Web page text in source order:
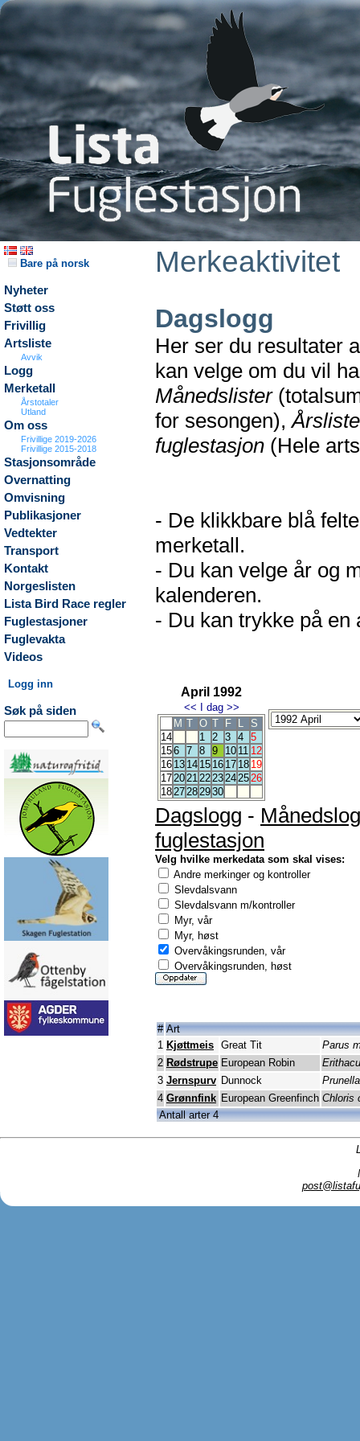
Bare på norsk
Nyheter
Støtt oss
Frivillig
Artsliste
Avvik
Logg
Merketall
Årstotaler
Utland
Om oss
Frivillige 2019-2026
Frivillige 2015-2018
Stasjonsområde
Overnatting
Omvisning
Publikasjoner
Vedtekter
Transport
Kontakt
Norgeslisten
Lista Bird Race regler
Fuglestasjoner
Fuglevakta
Videos
Logg inn
Søk på siden
Merkeaktivitet
Dagslogg
Her ser du resultater
kan velge om du vil
Månedslister
for sesongen),
fuglestasjon (Hele
- De klikkbare blå
merketall.
- Du kan velge år og
kalenderen.
- Du kan trykke på en
April 1992
<< I dag >>
M T O T F L
S
14
1 2 3 4 5
156 7 8 9 10 11 12
16 13 14 15 16 17 18 19
1720212223242526
1827282930
Dagslogg -
fuglestasjon
Velg hvilke merkedata som skal vises:
Andre merkinger og kontroller
Slevdalsvann
Slevdalsvann m/kontroller
Myr, vår
Myr, høst
Overvåkingsrunden, vår
Overvåkingsrunden, høst
# Art
1 Kjøttmeis Great Tit
Parus
2 Rødstrupe European Robin
3 Jernspurv Dunnock
4 Grønnfink European Greenfinch Chloris
Antall arter 4